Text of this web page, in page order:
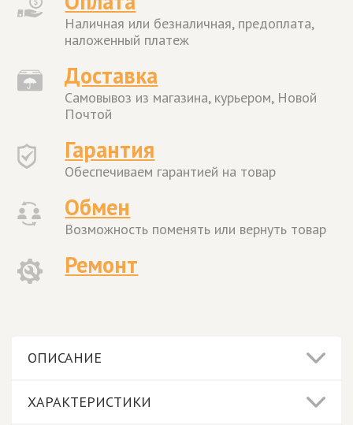
Наличная или безналичная, предоплата,
наложенный платеж
Доставка
Самовывоз из магазина, курьером, Новой
Почтой
Гарантия
Обеспечиваем гарантией на товар
Обмен
Возможность поменять или вернуть товар
Ремонт
ОПИСАНИЕ
ХАРАКТЕРИСТИКИ